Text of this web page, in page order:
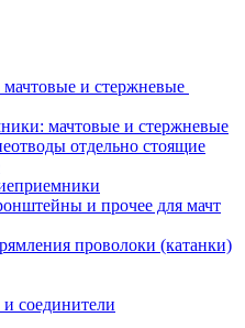
и стержневые
мачтовые и стержневые
отдельно стоящие
и прочее для мачт
проволоки (катанки)
соединители